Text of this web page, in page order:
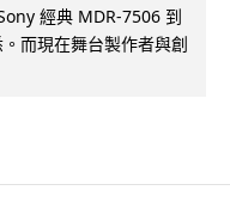
經典 MDR-7506 到
而現在舞台製作者與創